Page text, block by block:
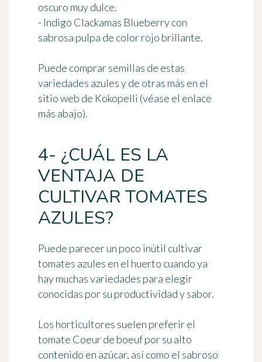
oscuro muy dulce.
- Indigo Clackamas Blueberrycon
sabrosa pulpa de color rojo brillante.
Puede comprar semillas de estas
variedades azules y de otras más en el
sitio web de Kokopelli (véase el enlace
más abajo).
4- ¿CUÁL ES LA
VENTAJA DE
CULTIVAR TOMATES
AZULES?
Puede parecer un poco inútil cultivar
tomates azules en el huerto cuando ya
hay muchas variedades para elegir
conocidas por su productividad y sabor.
Los horticultores suelen preferir el
tomate Coeur de boeuf por su alto
contenido en azúcar, así como el sabroso